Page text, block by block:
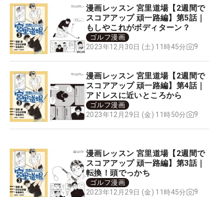
漫画レッスン 宮里道場【2週間で
スコアアップ 頑一路編】第5話｜
もしやこれがボディターン？
ゴルフ漫画
2023年12月30日 (土) 11時45分
9
漫画レッスン 宮里道場【2週間で
スコアアップ 頑一路編】第4話｜
アドレスに近いところから
ゴルフ漫画
2023年12月29日 (金) 11時50分
9
漫画レッスン 宮里道場【2週間で
スコアアップ 頑一路編】第3話｜
転換！頭でっかち
ゴルフ漫画
2023年12月29日 (金) 11時45分
9